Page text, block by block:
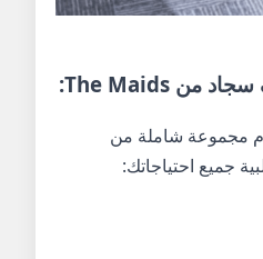
سجاد من The Maids
:
مجموعة شاملة من
جميع احتياجاتك: